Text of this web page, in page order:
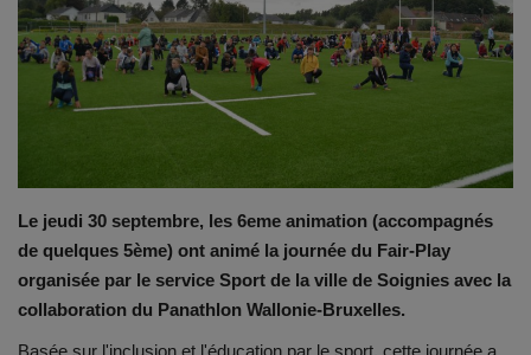
Emplois
Notre offre d'enseignement (2026)
Association des Parents
Offre d'enseignement & inscriptions
Le jeudi 30 septembre, les 6eme animation (accompagnés
de quelques 5ème) ont animé la journée du Fair-Play
organisée par le service Sport de la ville de Soignies avec la
collaboration du Panathlon Wallonie-Bruxelles.
Basée sur l'inclusion et l'éducation par le sport, cette journée a